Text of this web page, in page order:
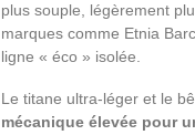
plus souple, légèrement
marques comme Etnia
ligne « éco » isolée.
Le titane ultra-léger et le
mécanique élevée pour